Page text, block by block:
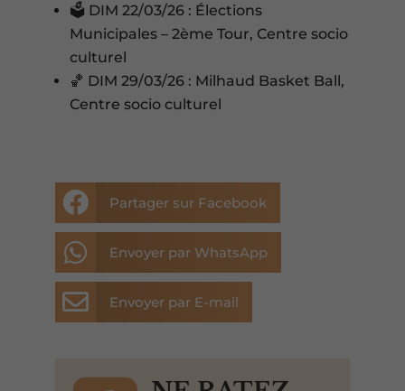
🗳️ DIM 22/03/26 : Élections
Municipales – 2ème Tour, Centre socio
culturel
🏀 DIM 29/03/26 : Milhaud Basket Ball,
Centre socio culturel
 Partager sur Facebook
 Envoyer par WhatsApp
 Envoyer par E-mail